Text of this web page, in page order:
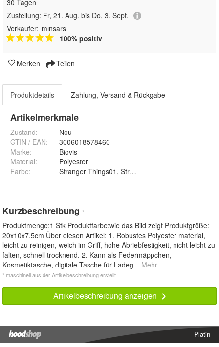
30 Tagen
Zustellung: Fr, 21. Aug. bis Do, 3. Sept.
Verkäufer: minsars
100% positiv
Merken Teilen
Produktdetails Zahlung, Versand & Rückgabe
Artikelmerkmale
Zustand:
Neu
GTIN / EAN:
3006018578460
Marke:
Biovis
Material:
Polyester
Farbe: Stranger Things01, Stranger Things02, Stranger
Kurzbeschreibung *
Produktmenge:1 Stk Produktfarbe:wie das Bild zeigt Produktgröße:
20x10x7.5cm Über diesen Artikel: 1. Robustes Polyester material,
leicht zu reinigen, weich im Griff, hohe Abriebfestigkeit, nicht leicht zu
falten, schnell trocknend. 2. Kann als Federmäppchen,
Kosmetiktasche, digitale Tasche für Ladeg... Mehr
* maschinell aus der Artikelbeschreibung erstellt
Artikelbeschreibung anzeigen
Platin